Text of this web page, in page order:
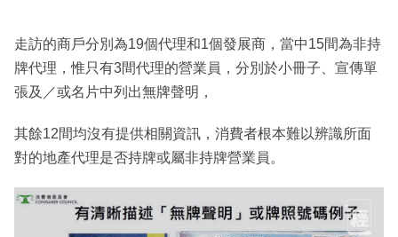
走訪的商戶分別為19個代理和1個發展商，當中15間為非持
牌代理，惟只有3間代理的營業員，分別於小冊子、宣傳單
張及／或名片中列出無牌聲明，
其餘12間均沒有提供相關資訊，消費者根本難以辨識所面
對的地產代理是否持牌或屬非持牌營業員。